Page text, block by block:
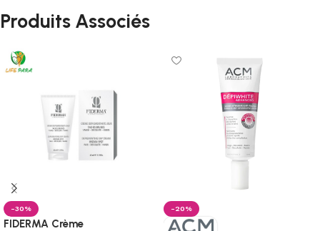
Produits Associés
-30%
FIDERMA Crème
-20%